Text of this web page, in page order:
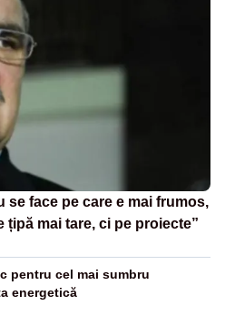
se face pe care e mai frumos,
țipă mai tare, ci pe proiecte”
pentru cel mai sumbru
energetică